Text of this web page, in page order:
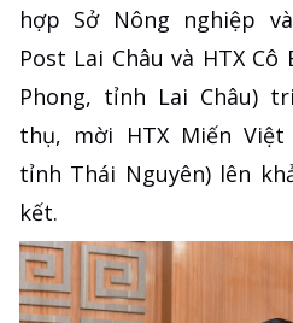
hợp Sở Nông nghiệp
Post Lai Châu và HTX
Phong, tỉnh Lai Châu)
thụ, mời HTX Miến
tỉnh Thái Nguyên) lên
kết.